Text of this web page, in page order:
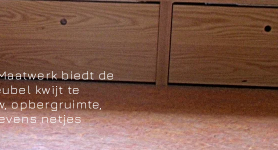
biedt de
kwijt te
opbergruimte,
netjes